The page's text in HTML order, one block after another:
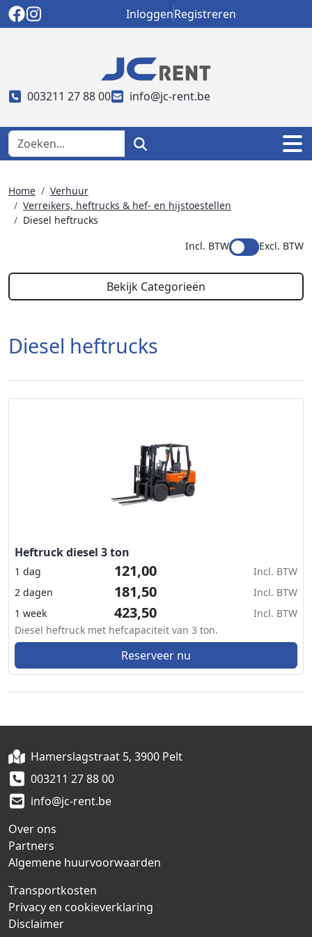
InloggenRegistreren
003211 27 88 00 info@jc-rent.be
Home
Verhuur
Verreikers, heftrucks & hef- en hijstoestellen
Diesel heftrucks
Incl. BTW
Excl. BTW
Bekijk Categorieën
Diesel heftrucks
Heftruck diesel 3 ton
1 dag 121,00
Incl. BTW
2 dagen
181,50
Incl. BTW
1 week
423,50
Incl. BTW
Diesel heftruck met hefcapaciteit van 3 ton.
Reserveer nu
Hamerslagstraat 5, 3900 Pelt
003211 27 88 00
info@jc-rent.be
Over ons
Partners
Algemene huurvoorwaarden
Transportkosten
Privacy en cookieverklaring
Disclaimer